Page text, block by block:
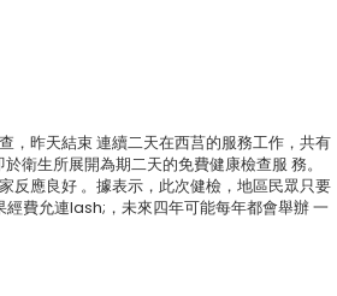
，昨天結束 連續二天在西莒的服務工作，共有
衛生所展開為期二天的免費健康檢查服 務。
反應良好 。據表示，此次健檢，地區民眾只要
費允連lash;，未來四年可能每年都會舉辦 一